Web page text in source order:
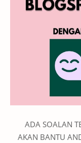
ADA SOALAN
AKAN BANTU